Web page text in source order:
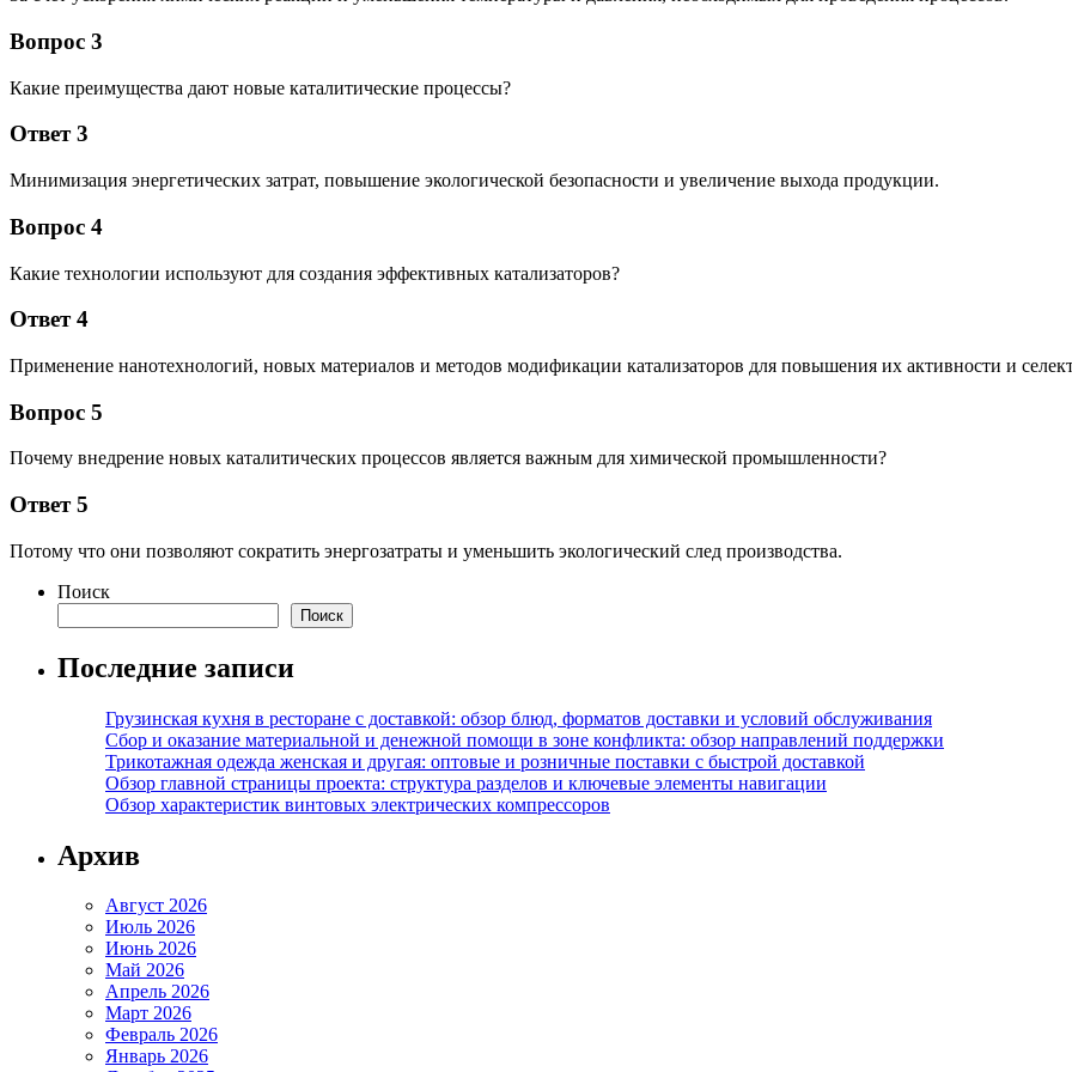
Вопрос 3
Какие преимущества дают новые каталитические процессы?
Ответ 3
Минимизация энергетических затрат, повышение экологической безопасности и увеличение выхода продукции.
Вопрос 4
Какие технологии используют для создания эффективных катализаторов?
Ответ 4
Применение нанотехнологий, новых материалов и методов модификации катализаторов для повышения их активности и
Вопрос 5
Почему внедрение новых каталитических процессов является важным для химической промышленности?
Ответ 5
Потому что они позволяют сократить энергозатраты и уменьшить экологический след производства.
Поиск
Поиск
Последние записи
Грузинская кухня в ресторане с доставкой: обзор блюд, форматов доставки и условий обслуживания
Сбор и оказание материальной и денежной помощи в зоне конфликта: обзор направлений поддержки
Трикотажная одежда женская и другая: оптовые и розничные поставки с быстрой доставкой
Обзор главной страницы проекта: структура разделов и ключевые элементы навигации
Обзор характеристик винтовых электрических компрессоров
Архив
Август 2026
Июль 2026
Июнь 2026
Май 2026
Апрель 2026
Март 2026
Февраль 2026
Январь 2026